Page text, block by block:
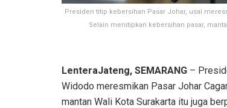
Presiden titip kebersihan Pasar Johar, usai
Selain menitipkan kebersihan pasar,
LenteraJateng, SEMARANG –
Widodo meresmikan Pasar Johar
mantan Wali Kota Surakarta itu juga